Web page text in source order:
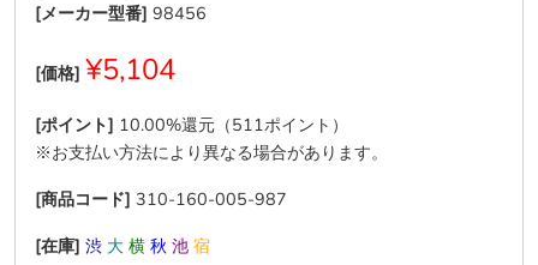
[メーカー型番] 98456
[価格] ¥5,104
[ポイント] 10.00%還元（511ポイント）
※お支払い方法により異なる場合があります。
[商品コード] 310-160-005-987
[在庫] 渋 大 横 秋 池 宿